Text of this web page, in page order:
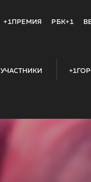
+1ПРЕМИЯ РБК+1
УЧАСТНИКИ